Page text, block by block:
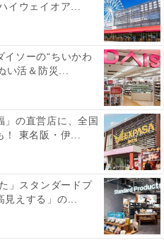
トで特別な時間を過ごした
イウェイオア...
イソーの“ちいかわ
い活＆防災...
」の直営店に、全国
東名阪・伊...
」スタンダードプ
えする」の...